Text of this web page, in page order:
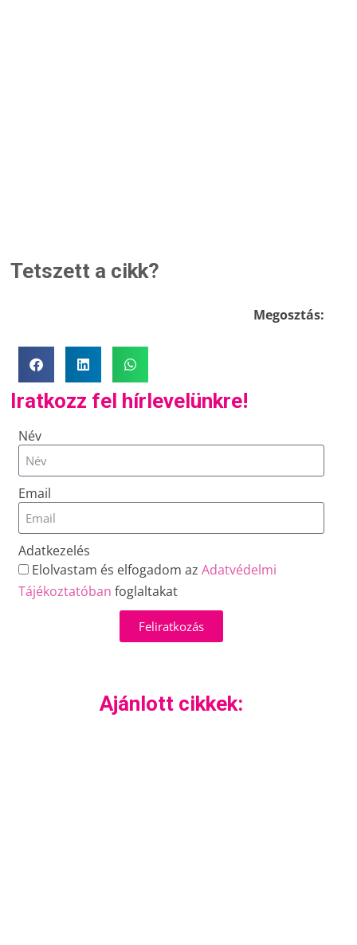
Tetszett a cikk?
Megosztás:
Iratkozz fel hírlevelünkre!
Név
Email
Adatkezelés
Elolvastam és elfogadom azAdatvédelmi
Tájékoztatóban foglaltakat
Feliratkozás
Ajánlott cikkek: